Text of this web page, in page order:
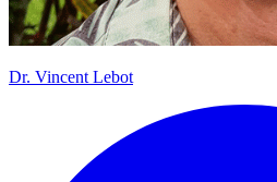
Dr. Vincent Lebot